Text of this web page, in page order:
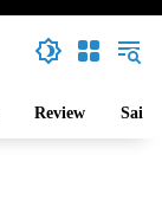
Review Sains